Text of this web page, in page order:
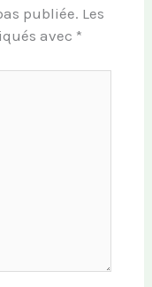
publiée. Les
avec *